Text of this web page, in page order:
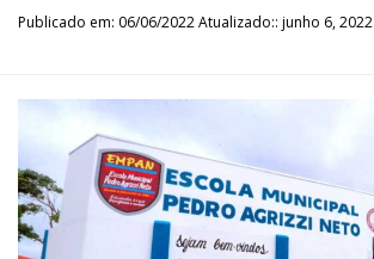
Publicado em: 06/06/2022 Atualizado:: junho 6, 2022